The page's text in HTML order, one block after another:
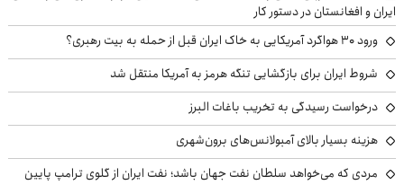
ایران و افغانستان در دستور کار
ورود ۳۰ هواگرد آمریکایی به خاک ایران قبل از حمله به بیت رهبری؟
شروط ایران برای بازگشایی تنگه هرمز به آمریکا منتقل شد
درخواست رسیدگی به تخریب باغات البرز
هزینه بسیار بالای آمبولانس‌های برون‌شهری
مردی که می‌خواهد سلطان نفت جهان باشد؛ نفت ایران از گلوی ترامپ پایین